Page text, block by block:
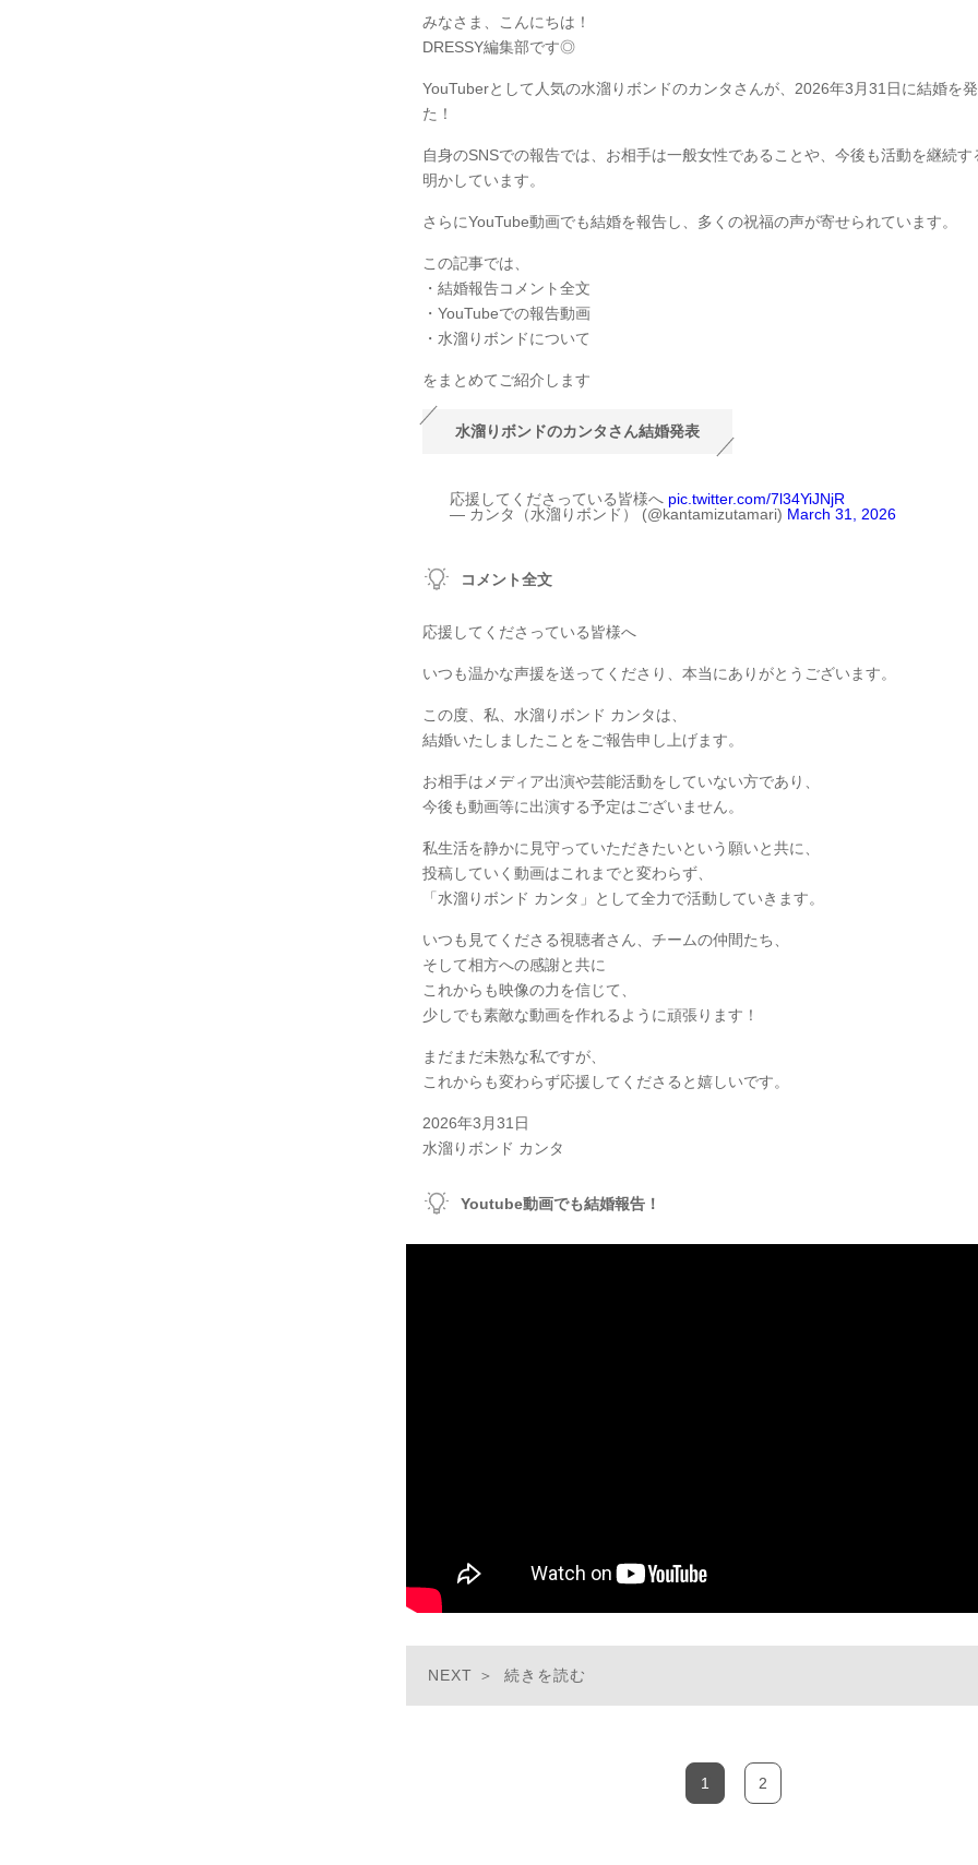
みなさま、こんにちは！
DRESSY編集部です◎
YouTuberとして人気の水溜りボンドのカンタさんが、2026年3月31日に結婚を
た！
自身のSNSでの報告では、お相手は一般女性であることや、今後も活動を継続す
明かしています。
さらにYouTube動画でも結婚を報告し、多くの祝福の声が寄せられています。
この記事では、
・結婚報告コメント全文
・YouTubeでの報告動画
・水溜りボンドについて
をまとめてご紹介します
水溜りボンドのカンタさん結婚発表
応援してくださっている皆様へ pic.twitter.com/7l34YiJNjR
— カンタ（水溜りボンド） (@kantamizutamari) March 31, 2026
コメント全文
応援してくださっている皆様へ
いつも温かな声援を送ってくださり、本当にありがとうございます。
この度、私、水溜りボンド カンタは、
結婚いたしましたことをご報告申し上げます。
お相手はメディア出演や芸能活動をしていない方であり、
今後も動画等に出演する予定はございません。
私生活を静かに見守っていただきたいという願いと共に、
投稿していく動画はこれまでと変わらず、
「水溜りボンド カンタ」として全力で活動していきます。
いつも見てくださる視聴者さん、チームの仲間たち、
そして相方への感謝と共に
これからも映像の力を信じて、
少しでも素敵な動画を作れるように頑張ります！
まだまだ未熟な私ですが、
これからも変わらず応援してくださると嬉しいです。
2026年3月31日
水溜りボンド カンタ
Youtube動画でも結婚報告！
続きを読む
1 2